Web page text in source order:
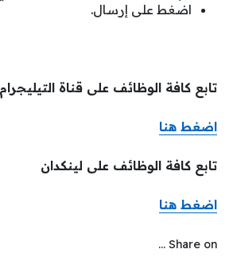
اضغط على إرسال.
تابع كافة الوظائف على قناة التيليجرام
اضغط هنا
تابع كافة الوظائف على لينكدان
اضغط هنا
Share on ...